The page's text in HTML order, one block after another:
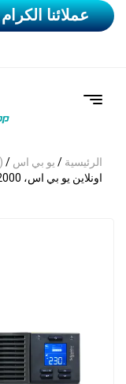
عملائنا
الرئيسية/يو بي اس/
اونلاين يو بي اس، 2000 فولت امبير/1600 واط، راكماونت